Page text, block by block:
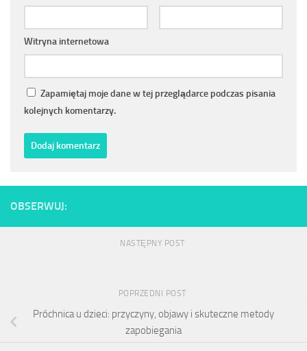
Witryna internetowa
Zapamiętaj moje dane w tej przeglądarce podczas pisania
kolejnych komentarzy.
OBSERWUJ:
NASTĘPNY POST
POPRZEDNI POST
Próchnica u dzieci: przyczyny, objawy i skuteczne metody
zapobiegania